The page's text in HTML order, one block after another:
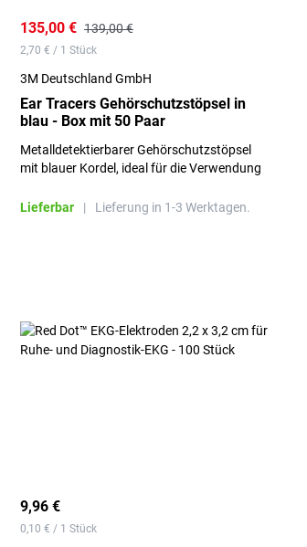
135,00 € 139,00 €
2,70 € / 1 Stück
3M Deutschland GmbH
Ear Tracers Gehörschutzstöpsel in
blau - Box mit 50 Paar
Metalldetektierbarer Gehörschutzstöpsel
mit blauer Kordel, ideal für die Verwendung
Lieferbar
| Lieferung in 1-3 Werktagen.
9,96 €
0,10 € / 1 Stück